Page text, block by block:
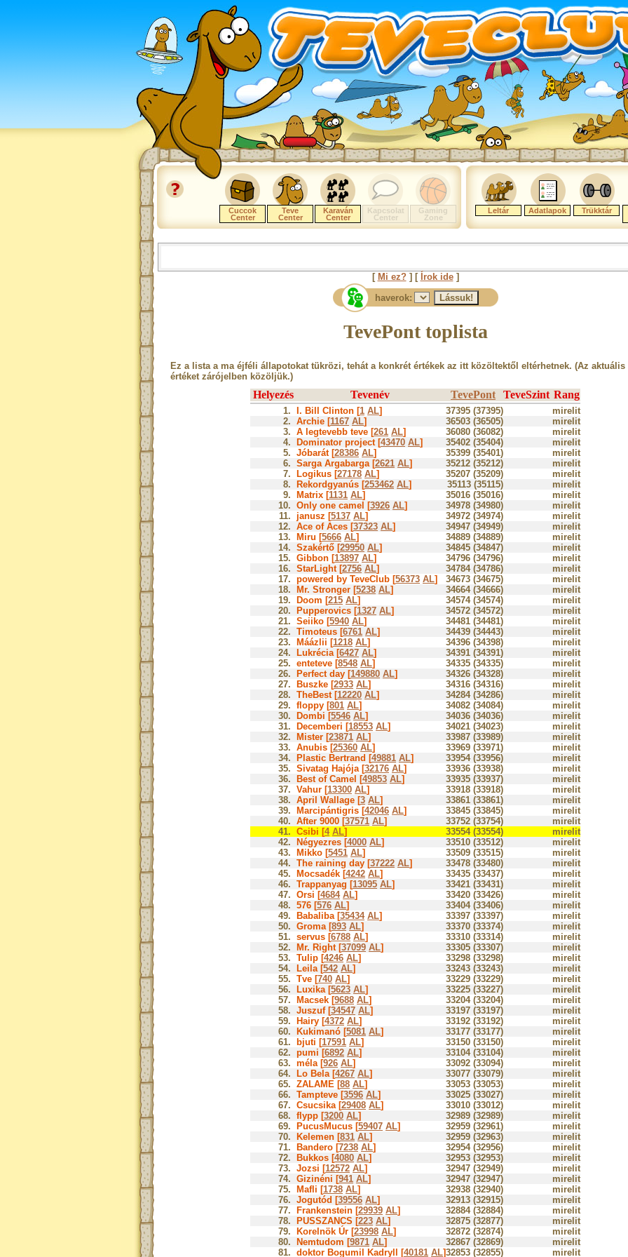
Cuccok
Center
Teve
Center
Karaván
Center
Kapcsolat
Center
Gaming
Zone
Leltár Adatlapok Trükktár
[ Mi ez?] [ Írok ide]
haverok:
TevePont toplista
Ez a lista a ma éjféli állapotokat tükrözi, tehát a konkrét értékek az itt közöltektől eltérhetnek. (Az aktuális
értéket zárójelben közöljük.)
Helyezés Tevenév TevePont TeveSzint Rang
1. I. Bill Clinton [1 AL] 37395 (37395)
mirelit
2. Archie [1167 AL] 36503 (36505)
mirelit
3. A legtevebb teve [261 AL] 36080 (36082)
mirelit
4.
Dominator project [43470 AL] 35402 (35404)
mirelit
5. Jóbarát [28386 AL] 35399 (35401)
mirelit
6. Sarga Argabarga [2621 AL] 35212 (35212)
mirelit
7.
Logikus [27178 AL] 35207 (35209)
mirelit
8.
Rekordgyanús [253462 AL] 35113 (35115)
mirelit
9.
Matrix [1131 AL] 35016 (35016)
mirelit
10. Only one camel [3926 AL] 34978 (34980)
mirelit
11. janusz [5137 AL] 34972 (34974)
mirelit
12. Ace of Aces [37323 AL] 34947 (34949)
mirelit
13.
Miru [5666 AL] 34889 (34889)
mirelit
14. Szakértő [29950 AL] 34845 (34847)
mirelit
15. Gibbon [13897 AL] 34796 (34796)
mirelit
16. StarLight [2756 AL] 34784 (34786)
mirelit
17. powered by TeveClub [56373 AL] 34673 (34675)
mirelit
18.
Mr. Stronger [5238 AL] 34664 (34666)
mirelit
19.
Doom [215 AL] 34574 (34574)
mirelit
20.
Pupperovics [1327 AL] 34572 (34572)
mirelit
21. Seiiko [5940 AL] 34481 (34481)
mirelit
22. Timoteus [6761 AL] 34439 (34443)
mirelit
23.
Máázlii [1218 AL] 34396 (34398)
mirelit
24.
Lukrécia [6427 AL] 34391 (34391)
mirelit
25. enteteve [8548 AL] 34335 (34335)
mirelit
26.
Perfect day [149880 AL] 34326 (34328)
mirelit
27.
Buszke [2933 AL] 34316 (34316)
mirelit
28. TheBest [12220 AL] 34284 (34286)
mirelit
29. floppy [801 AL] 34082 (34084)
mirelit
30.
Dombi [5546 AL] 34036 (34036)
mirelit
31.
Decemberi [18553 AL] 34021 (34023)
mirelit
32.
Mister [23871 AL] 33987 (33989)
mirelit
33. Anubis [25360 AL] 33969 (33971)
mirelit
34.
Plastic Bertrand [49881 AL] 33954 (33956)
mirelit
35. Sivatag Hajója [32176 AL] 33936 (33938)
mirelit
36.
Best of Camel [49853 AL] 33935 (33937)
mirelit
37. Vahur [13300 AL] 33918 (33918)
mirelit
38. April Wallage [3 AL] 33861 (33861)
mirelit
39.
Marcipántigris [42046 AL] 33845 (33845)
mirelit
40. After 9000 [37571 AL] 33752 (33754)
mirelit
41. Csibi [4 AL] 33554 (33554)
mirelit
42.
Négyezres [4000 AL] 33510 (33512)
mirelit
43.
Mikko [5451 AL] 33509 (33515)
mirelit
44. The raining day [37222 AL] 33478 (33480)
mirelit
45.
Mocsadék [4242 AL] 33435 (33437)
mirelit
46. Trappanyag [13095 AL] 33421 (33431)
mirelit
47. Orsi [4684 AL] 33420 (33426)
mirelit
48. 576 [576 AL] 33404 (33406)
mirelit
49.
Babaliba [35434 AL] 33397 (33397)
mirelit
50. Groma [893 AL] 33370 (33374)
mirelit
51. servus [6788 AL] 33310 (33314)
mirelit
52.
Mr. Right [37099 AL] 33305 (33307)
mirelit
53. Tulip [4246 AL] 33298 (33298)
mirelit
54.
Leila [542 AL] 33243 (33243)
mirelit
55. Tve [740 AL] 33229 (33229)
mirelit
56.
Luxika [5623 AL] 33225 (33227)
mirelit
57.
Macsek [9688 AL] 33204 (33204)
mirelit
58. Juszuf [34547 AL] 33197 (33197)
mirelit
59.
Hairy [4372 AL] 33192 (33192)
mirelit
60.
Kukimanó [5081 AL] 33177 (33177)
mirelit
61.
bjuti [17591 AL] 33150 (33150)
mirelit
62. pumi [6892 AL] 33104 (33104)
mirelit
63. méla [926 AL] 33092 (33094)
mirelit
64.
Lo Bela [4267 AL] 33077 (33079)
mirelit
65. ZALAME [88 AL] 33053 (33053)
mirelit
66. Tampteve [3596 AL] 33025 (33027)
mirelit
67. Csucsika [29408 AL] 33010 (33012)
mirelit
68. flypp [3200 AL] 32989 (32989)
mirelit
69.
PucusMucus [59407 AL] 32959 (32961)
mirelit
70.
Kelemen [831 AL] 32959 (32963)
mirelit
71.
Bandero [7238 AL] 32954 (32956)
mirelit
72.
Bukkos [4080 AL] 32953 (32953)
mirelit
73. Jozsi [12572 AL] 32947 (32949)
mirelit
74. Gizinéni [941 AL] 32947 (32947)
mirelit
75.
Mafli [1738 AL] 32938 (32940)
mirelit
76. Jogutód [39556 AL] 32913 (32915)
mirelit
77.
Frankenstein [29939 AL] 32884 (32884)
mirelit
78.
PUSSZANCS [223 AL] 32875 (32877)
mirelit
79.
Korelnök Úr [23998 AL] 32872 (32874)
mirelit
80.
Nemtudom [9871 AL] 32867 (32869)
mirelit
81. doktor Bogumil Kadryll [40181 AL]32853 (32855) mirelit